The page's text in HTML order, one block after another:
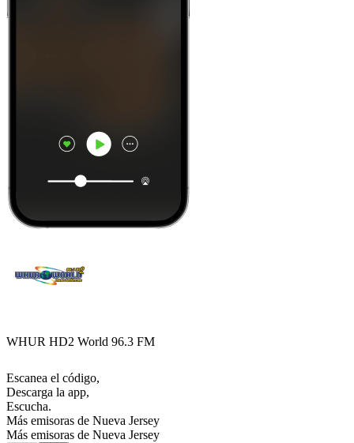
WHUR HD2 World 96.3 FM
Escanea el código,
Descarga la app,
Escucha.
Más emisoras de Nueva Jersey
Más emisoras de Nueva Jersey